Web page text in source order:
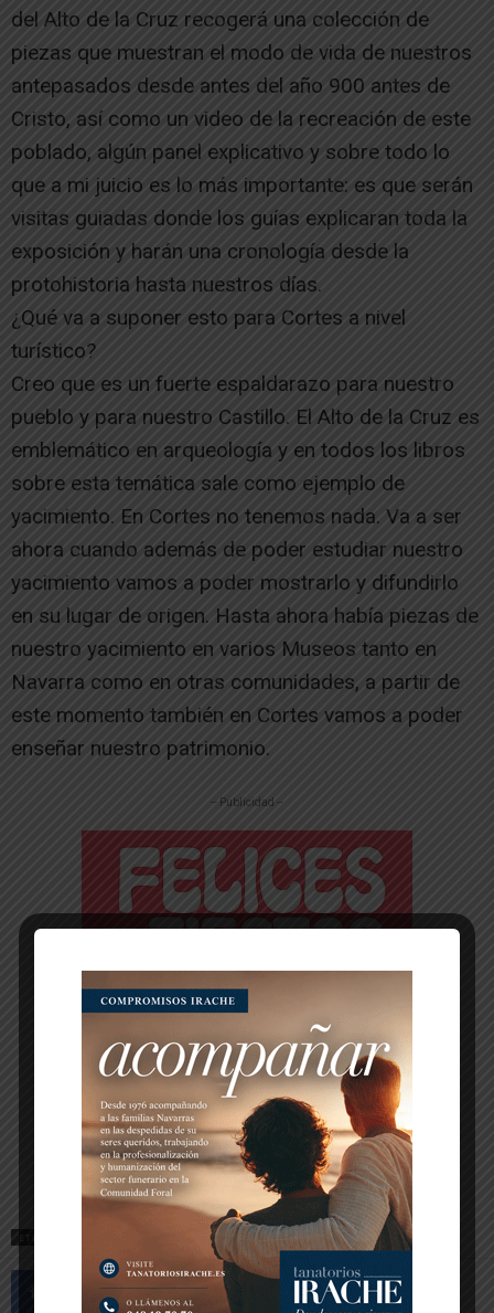
del Alto de la Cruz recogerá una colección de
piezas que muestran el modo de vida de nuestros
antepasados desde antes del año 900 antes de
Cristo, así como un video de la recreación de este
poblado, algún panel explicativo y sobre todo lo
que a mi juicio es lo más importante: es que serán
visitas guiadas donde los guías explicaran toda la
exposición y harán una cronología desde la
protohistoria hasta nuestros días.
¿Qué va a suponer esto para Cortes a nivel
turístico?
Creo que es un fuerte espaldarazo para nuestro
pueblo y para nuestro Castillo. El Alto de la Cruz es
emblemático en arqueología y en todos los libros
sobre esta temática sale como ejemplo de
yacimiento. En Cortes no tenemos nada. Va a ser
ahora cuando además de poder estudiar nuestro
yacimiento vamos a poder mostrarlo y difundirlo
en su lugar de origen. Hasta ahora había piezas de
nuestro yacimiento en varios Museos tanto en
Navarra como en otras comunidades, a partir de
este momento también en Cortes vamos a poder
enseñar nuestro patrimonio.
-- Publicidad --